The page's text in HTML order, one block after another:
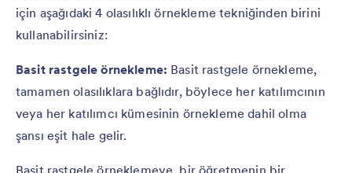
için aşağıdaki 4 olasılıklı örnekleme tekniğinden birini
kullanabilirsiniz:
Basit rastgele örnekleme: Basit rastgele örnekleme,
tamamen olasılıklara bağlıdır, böylece her katılımcının
veya her katılımcı kümesinin örnekleme dahil olma
şansı eşit hale gelir.
Basit rastgele örneklemeye, bir öğretmenin bir